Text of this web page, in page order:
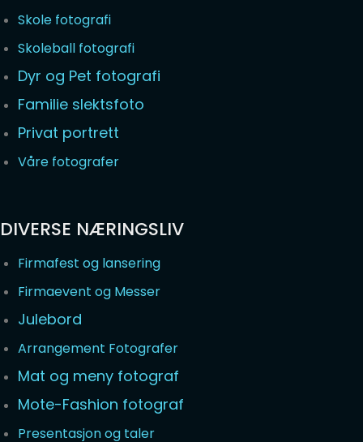
Skole fotografi
Skoleball fotografi
Dyr og Pet fotografi
Familie slektsfoto
Privat portrett
Våre fotografer
DIVERSE NÆRINGSLIV
Firmafest og lansering
Firmaevent og Messer
Julebord
Arrangement Fotografer
Mat og meny fotograf
Mote-Fashion fotograf
Presentasjon og taler